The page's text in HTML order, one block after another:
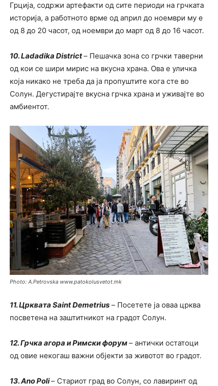
Грција, содржи артефакти од сите периоди на грчката
историја, а работното врме од април до ноември му е
од 8 до 20 часот, од ноември до март од 8 до 16 часот.
10. Ladadika District– Пешачка зона со грчки таверни
од кои се шири мирис на вкусна храна. Ова е уличка
која никако не треба да ја пропуштите кога сте во
Солун. Дегустирајте вкусна грчка храна и уживајте во
амбиентот.
Photo: A.Petrovska www.patokolusvetot.mk
11. Црквата Saint Demetrius – Посетете ја оваа црква
посветена на заштитникот на градот Солун.
12. Грчка агора и Римски форум– антички остатоци
од овие некогаш важни објекти за животот во градот.
13. Аno Poli– Стариот град во Солун, со лавиринт од